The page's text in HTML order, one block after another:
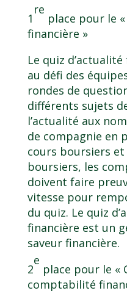
1
re
place pour le
financière »
Le quiz
au défi des
rondes de
différents sujets
l’actualité aux
de compagnie en
cours boursiers et
boursiers, les
doivent faire
vitesse pour
du quiz. Le quiz
financière est un
saveur financière.
2
e
place pour le «
comptabilité